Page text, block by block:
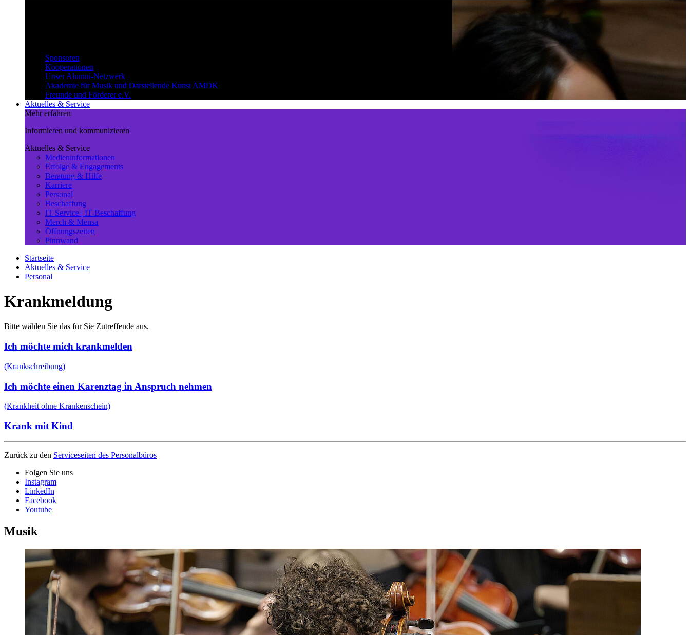
Sponsoren
Kooperationen
Unser Alumni-Netzwerk
Akademie für Musik und Darstellende Kunst AMDK
Freunde und Förderer e.V.
Aktuelles & Service
Mehr erfahren
Informieren und kommunizieren
Aktuelles & Service
Medieninformationen
Erfolge & Engagements
Beratung & Hilfe
Karriere
Personal
Beschaffung
IT-Service | IT-Beschaffung
Merch & Mensa
Öffnungszeiten
Pinnwand
Startseite
Aktuelles & Service
Personal
Krankmeldung
Bitte wählen Sie das für Sie Zutreffende aus.
Ich möchte mich krankmelden
(Krankschreibung)
Ich möchte einen Karenztag in Anspruch nehmen
(Krankheit ohne Krankenschein)
Krank mit Kind
Zurück zu den Serviceseiten des Personalbüros
Folgen Sie uns
Instagram
LinkedIn
Facebook
Youtube
Musik